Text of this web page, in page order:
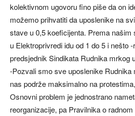
kolektivnom ugovoru fino piše da on
možemo prihvatiti da uposlenike na
stave u 0,5 koeficijenta. Prema našim
u Elektroprivredi idu od 1 do 5 i nešto
predsjednik Sindikata Rudnika mrkog
-Pozvali smo sve uposlenike Rudnika
nas podrže maksimalno na
Osnovni problem je jednostrano
reorganizacije, pa Pravilnika o